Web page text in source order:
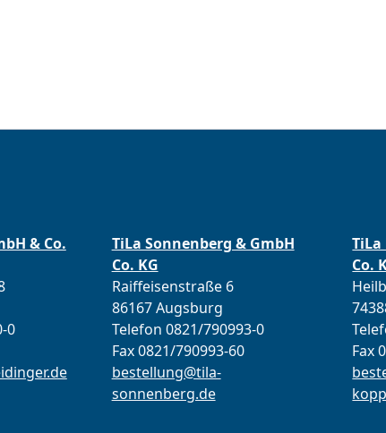
& Co.
0
TiLa Sonnenberg & GmbH
Co. KG
Raiffeisenstraße 6
86167 Augsburg
Telefon 0821/790993-0
Fax 0821/790993-60
bestellung@tila-
sonnenberg.de
Co.
Fax